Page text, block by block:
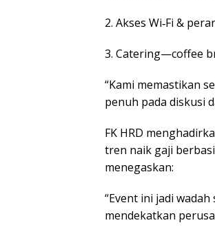
2. Akses Wi‑Fi &
3. Catering—coffee
“Kami memastikan
penuh pada diskusi
FK HRD
tren naik gaji
menegaskan:
“Event ini jadi
mendekatkan